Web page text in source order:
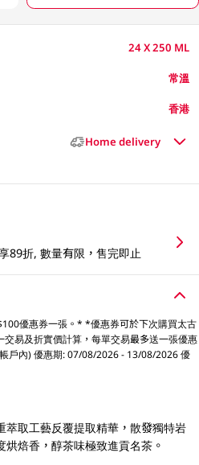
24 X 250 ML
常溫
香港
Home delivery
89折, 數量有限，售完即止
優惠券一張。* *優惠券可於下次購買太古
易及折實價計算，每單交易最多送一張優惠
戶內) 優惠期: 07/08/2026 - 13/08/2026 優
萃取工藝反覆提取精華，散發獨特岩
焙香，醇茶味極致進貢名茶。